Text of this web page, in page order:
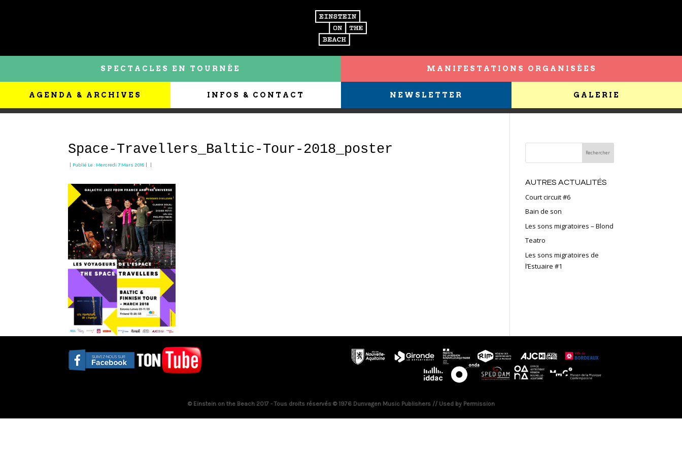
SPECTACLES EN TOURNÉE MANIFESTATIONS ORGANISÉES
AGENDA & ARCHIVES INFOS & CONTACT NEWSLETTER GALERIE
Space-Travellers_Baltic-Tour-2018_poster
Publié Le : Mercredi 7 Mars 2018
AUTRES ACTUALITÉS
Court circuit #6
Bain de son
Les sons migratoires – Blond
Teatro
Les sons migratoires de
l’Estuaire #1
© Einstein on the Beach 2017 - Tous droits réservés © 1976 Dunvagen Music Publishers // Used by Permission